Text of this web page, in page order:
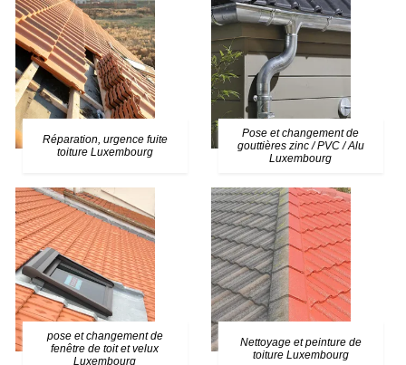
Réparation, urgence fuite
toiture Luxembourg
Pose et changement de
gouttières zinc / PVC / Alu
Luxembourg
pose et changement de
fenêtre de toit et velux
Luxembourg
Nettoyage et peinture de
toiture Luxembourg